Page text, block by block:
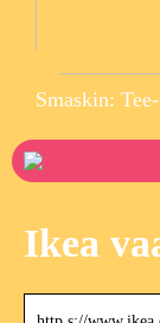
Smaskin:
Ikea